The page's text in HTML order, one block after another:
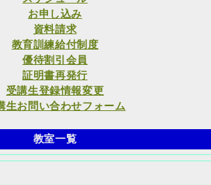
お申し込み
資料請求
教育訓練給付制度
優待割引会員
証明書再発行
受講生登録情報変更
生お問い合わせフォーム
教室一覧